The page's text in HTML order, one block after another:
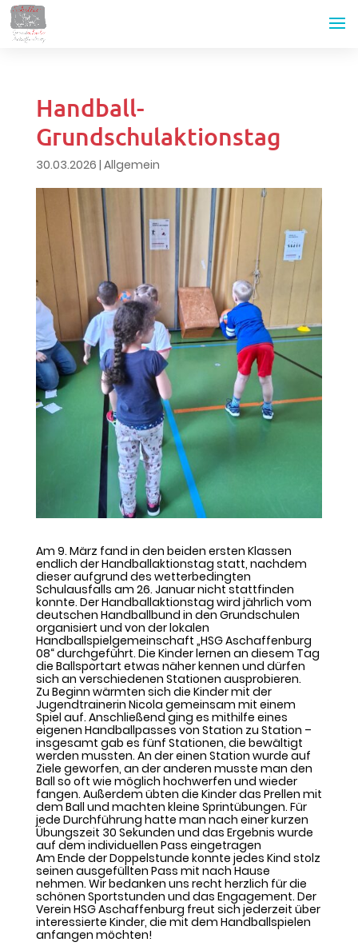
Handball-
Grundschulaktionstag
30.03.2026 | Allgemein
Am 9. März fand in den beiden ersten Klassen
endlich der Handballaktionstag statt, nachdem
dieser aufgrund des wetterbedingten
Schulausfalls am 26. Januar nicht stattfinden
konnte. Der Handballaktionstag wird jährlich vom
deutschen Handballbund in den Grundschulen
organisiert und von der lokalen
Handballspielgemeinschaft „HSG Aschaffenburg
08“ durchgeführt. Die Kinder lernen an diesem Tag
die Ballsportart etwas näher kennen und dürfen
sich an verschiedenen Stationen ausprobieren.
Zu Beginn wärmten sich die Kinder mit der
Jugendtrainerin Nicola gemeinsam mit einem
Spiel auf. Anschließend ging es mithilfe eines
eigenen Handballpasses von Station zu Station –
insgesamt gab es fünf Stationen, die bewältigt
werden mussten. An der einen Station wurde auf
Ziele geworfen, an der anderen musste man den
Ball so oft wie möglich hochwerfen und wieder
fangen. Außerdem übten die Kinder das Prellen mit
dem Ball und machten kleine Sprintübungen. Für
jede Durchführung hatte man nach einer kurzen
Übungszeit 30 Sekunden und das Ergebnis wurde
auf dem individuellen Pass eingetragen
Am Ende der Doppelstunde konnte jedes Kind stolz
seinen ausgefüllten Pass mit nach Hause
nehmen. Wir bedanken uns recht herzlich für die
schönen Sportstunden und das Engagement. Der
Verein HSG Aschaffenburg freut sich jederzeit über
interessierte Kinder, die mit dem Handballspielen
anfangen möchten!